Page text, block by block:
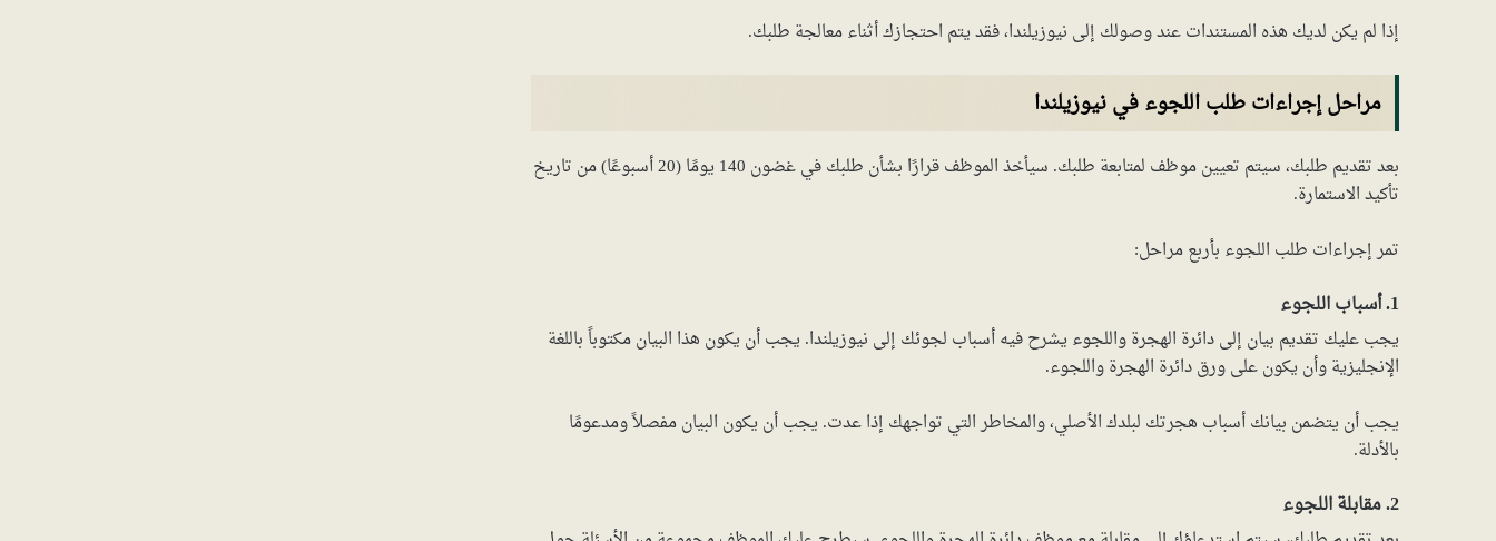
إذا لم يكن لديك هذه المستندات عند وصولك إلى نيوزيلندا، فقد يتم احتجازك أثناء معالجة طلبك.
مراحل إجراءات طلب اللجوء في نيوزيلندا
بعد تقديم طلبك، سيتم تعيين موظف لمتابعة طلبك. سيأخذ الموظف قرارًا بشأن طلبك في غضون 140 يومًا (20 أسبوعًا) من تاريخ
تأكيد الاستمارة.
تمر إجراءات طلب اللجوء بأربع مراحل:
1. أسباب اللجوء
يجب عليك تقديم بيان إلى دائرة الهجرة واللجوء يشرح فيه أسباب لجوئك إلى نيوزيلندا. يجب أن يكون هذا البيان مكتوباً باللغة
الإنجليزية وأن يكون على ورق دائرة الهجرة واللجوء.
يجب أن يتضمن بيانك أسباب هجرتك لبلدك الأصلي، والمخاطر التي تواجهك إذا عدت. يجب أن يكون البيان مفصلاً ومدعومًا
بالأدلة.
2. مقابلة اللجوء